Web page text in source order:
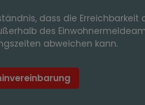
dass die Erreichbarkeit
des
abweichen kann.